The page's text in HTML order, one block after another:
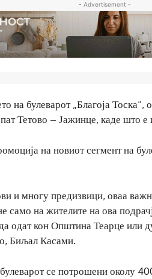
- Advertisement -
на булеварот „Благоја Тоска“,
Тетово – Јажинце, каде што е
на новиот сегмент на
и многу предизвици, оваа
само на жителите на ова
одат кон Општина Теарце или
Биљал Касами.
се потрошени околу